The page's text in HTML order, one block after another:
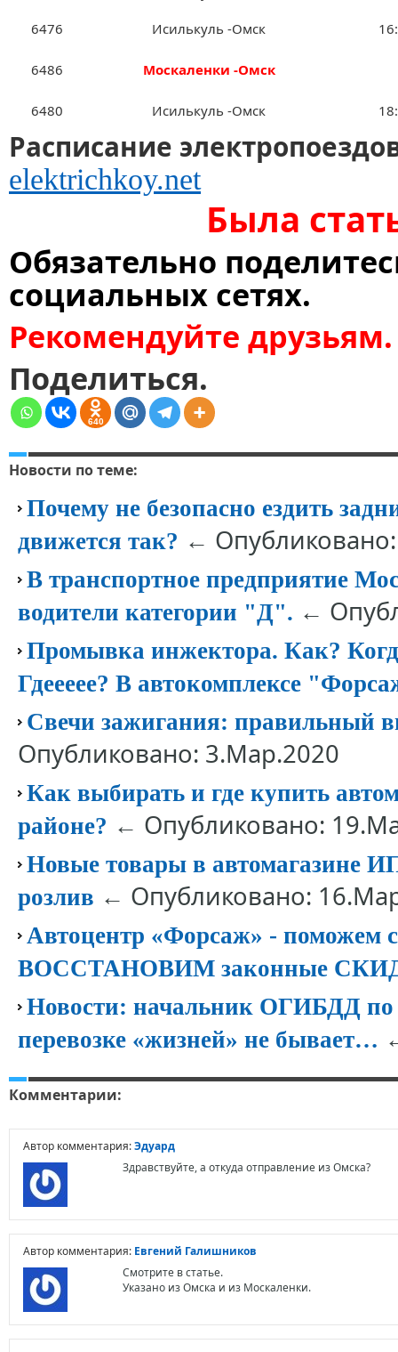
6476 Исилькуль -Омск
6486 Москаленки -Омск
6480 Исилькуль -Омск
Расписание
elektrichkoy.net
Была
Обязательно
социальных сетях.
Рекомендуйте друзьям.
Поделиться.
640
Новости по теме:
Почему не безопасно ездить
движется так? ←
В транспортное предприятие
водители категории "Д". ←
Промывка инжектора. Как?
Гдеееее? В автокомплексе
Свечи зажигания: правильный
Опубликовано: 3.Мар.2020
Как выбирать и где купить
районе? ← Опубликовано:
Новые товары в автомагазине
розлив ← Опубликовано:
Автоцентр «Форсаж» - поможем
ВОССТАНОВИМ законные
Новости: начальник ОГИБДД по
перевозке «жизней» не бывает…
Комментарии:
Автор комментария:Эдуард
Здравствуйте, а откуда отправление из Омска?
Автор комментария: Евгений Галишников
Смотрите в статье.
Указано из Омска и из Москаленки.